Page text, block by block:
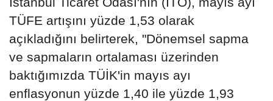
TÜFE artışını yüzde 1,53 olarak
açıkladığını belirterek, "Dönemsel sapma
ve sapmaların ortalaması üzerinden
baktığımızda TÜİK'in mayıs ayı
enflasyonun yüzde 1,40 ile yüzde 1,93